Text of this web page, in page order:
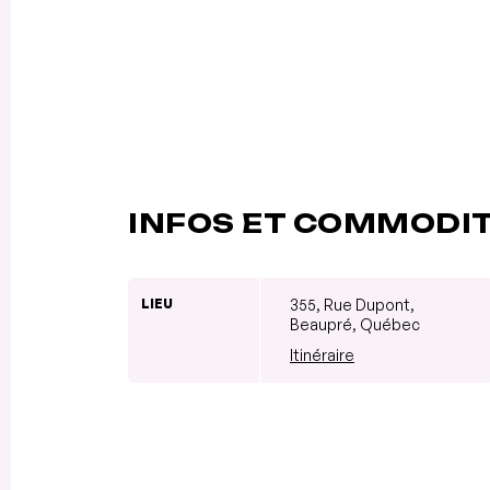
INFOS ET
LIEU
355, Rue Dupont,
Beaupré, Québec
Itinéraire